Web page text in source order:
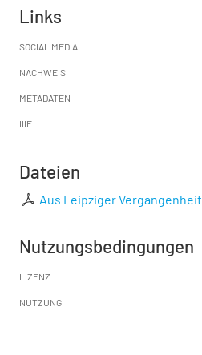
Links
SOCIAL MEDIA
NACHWEIS
METADATEN
IIIF
Dateien
Aus Leipziger Vergangenheit.
Nutzungsbedingungen
LIZENZ
NUTZUNG